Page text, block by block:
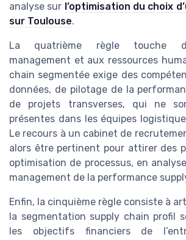
analyse sur l’optimisation du choix
sur Toulouse.
La quatrième règle touche
management et aux ressources
chain segmentée exige des
données, de pilotage de la
de projets transverses, qui ne
présentes dans les équipes
Le recours à un cabinet de
alors être pertinent pour attirer des
optimisation de processus, en
management de la performance
Enfin, la cinquième règle consiste à
la segmentation supply chain profil
les objectifs financiers de